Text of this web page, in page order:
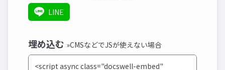
LINE
埋め込む »CMSなどでJSが使えない場合